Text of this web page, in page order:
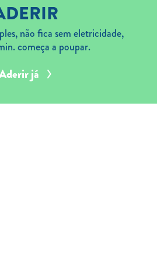
não fica sem eletricidade,
começa a poupar.
já